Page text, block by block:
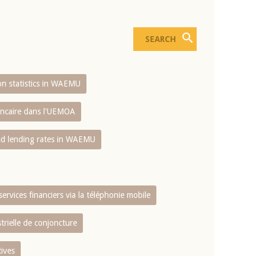
statistics in WAEMU
dans l'UEMOA
lending rates in WAEMU
financiers via la téléphonie mobile
de conjoncture